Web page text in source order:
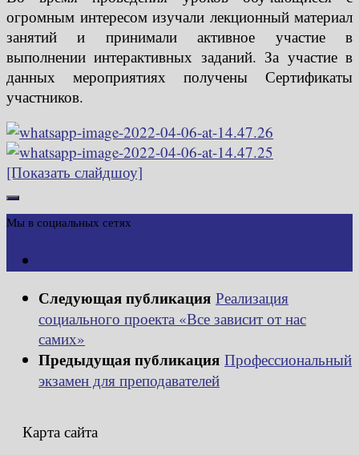
огромным интересом изучали лекционный материал
занятий и принимали активное участие в
выполнении интерактивных заданий. За участие в
данных мероприятиях получены Сертификаты
участников.
[Показать слайдшоу]
Мы в социальных сетях
Следующая публикация Реализация
социального проекта «Все зависит от нас
самих»
Предыдущая публикация Профессиональный
экзамен для преподавателей
Карта сайта